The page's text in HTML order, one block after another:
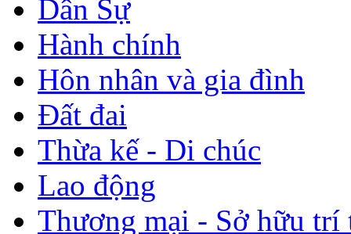
Dân Sự
Hành chính
Hôn nhân và gia đình
Đất đai
Thừa kế - Di chúc
Lao động
Thương mại - Sở hữu trí